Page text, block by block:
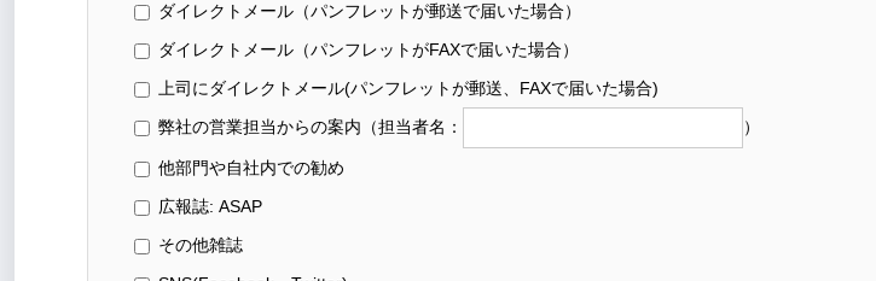
ダイレクトメール（パンフレットが郵送で届いた場合）
ダイレクトメール（パンフレットがFAXで届いた場合）
上司にダイレクトメール(パンフレットが郵送、FAXで届いた場合)
弊社の営業担当からの案内 （担当者名： ）
他部門や自社内での勧め
広報誌: ASAP
その他雑誌